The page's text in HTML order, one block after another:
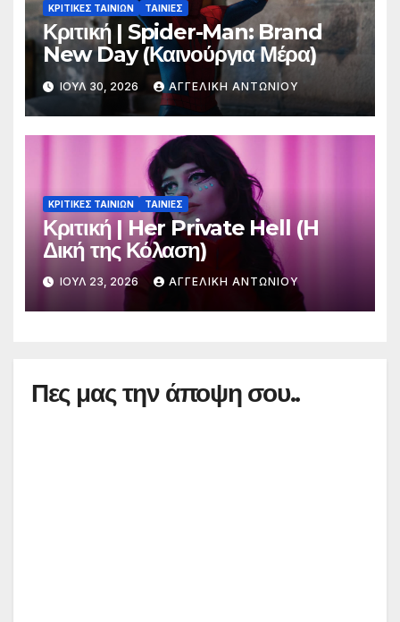
ΚΡΙΤΙΚΕΣ ΤΑΙΝΙΩΝ ΤΑΙΝΙΕΣ
Κριτική | Spider-Man: Brand
New Day (Καινούργια Μέρα)
ΙΟΎΛ 30, 2026 ΑΓΓΕΛΙΚΉ ΑΝΤΩΝΊΟΥ
ΚΡΙΤΙΚΕΣ ΤΑΙΝΙΩΝ ΤΑΙΝΙΕΣ
Κριτική | Her Private Hell (H
Δική της Κόλαση)
ΙΟΎΛ 23, 2026 ΑΓΓΕΛΙΚΉ ΑΝΤΩΝΊΟΥ
Πες μας την άποψη σου..